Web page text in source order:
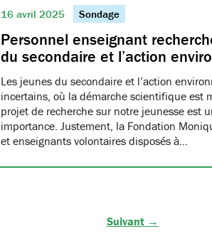
16 avril 2025 Sondage
Personnel enseignant
du secondaire et l’action
Les jeunes du secondaire et l’action
incertains, où la démarche scientifique est
projet de recherche sur notre jeunesse est
importance. Justement, la Fondation
et enseignants volontaires disposés à…
Suivant →